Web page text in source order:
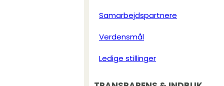
Samarbejdspartnere
Verdensmål
Ledige stillinger